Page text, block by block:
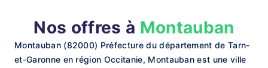
Nos offres à Montauban
Montauban (82000) Préfecture du département de Tarn-
et-Garonne en région Occitanie, Montauban est une ville